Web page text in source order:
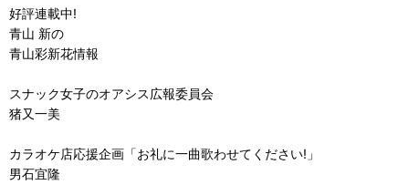
好評連載中!
青山 新の
青山彩新花情報
スナック女子のオアシス広報委員会
猪又一美
カラオケ店応援企画「お礼に一曲歌わせてください!」
男石宜隆